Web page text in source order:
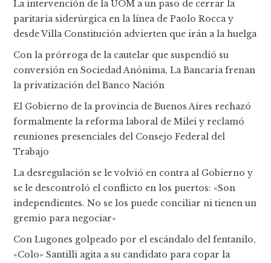
La intervención de la UOM a un paso de cerrar la
paritaria siderúrgica en la línea de Paolo Rocca y
desde Villa Constitución advierten que irán a la huelga
Con la prórroga de la cautelar que suspendió su
conversión en Sociedad Anónima, La Bancaria frenan
la privatización del Banco Nación
El Gobierno de la provincia de Buenos Aires rechazó
formalmente la reforma laboral de Milei y reclamó
reuniones presenciales del Consejo Federal del
Trabajo
La desregulación se le volvió en contra al Gobierno y
se le descontroló el conflicto en los puertos: «Son
independientes. No se los puede conciliar ni tienen un
gremio para negociar»
Con Lugones golpeado por el escándalo del fentanilo,
«Colo» Santilli agita a su candidato para copar la